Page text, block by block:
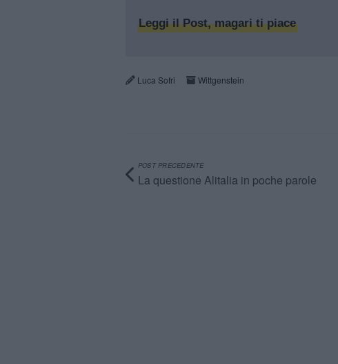
Leggi il Post, magari ti piace
Luca Sofri Wittgenstein
POST PRECEDENTE
La questione Alitalia in poche parole